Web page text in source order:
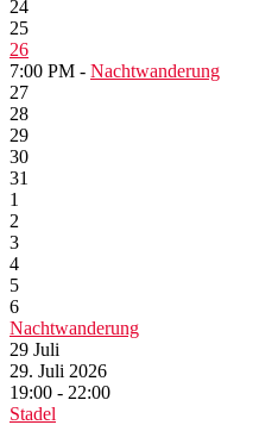
24
25
26
7:00 PM - Nachtwanderung
27
28
29
30
31
1
2
3
4
5
6
Nachtwanderung
29 Juli
29. Juli 2026
19:00 - 22:00
Stadel